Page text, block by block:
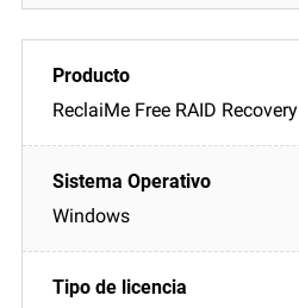
ReclaiMe Free RAID Recovery
Windows